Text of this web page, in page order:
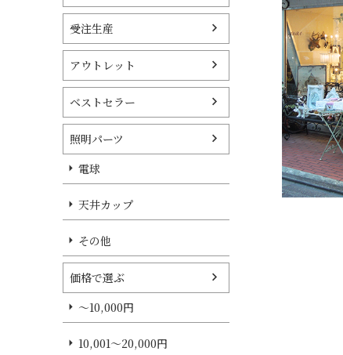
受注生産
アウトレット
ベストセラー
照明パーツ
電球
天井カップ
その他
価格で選ぶ
～10,000円
10,001～20,000円